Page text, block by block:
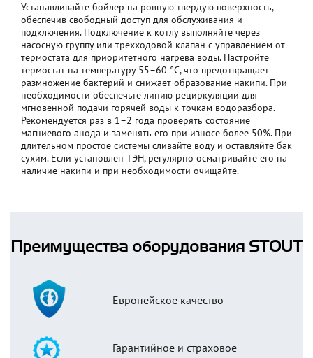
Устанавливайте бойлер на ровную твердую поверхность,
обеспечив свободный доступ для обслуживания и
подключения. Подключение к котлу выполняйте через
насосную группу или трехходовой клапан с управлением от
термостата для приоритетного нагрева воды. Настройте
термостат на температуру 55–60 °C, что предотвращает
размножение бактерий и снижает образование накипи. При
необходимости обеспечьте линию рециркуляции для
мгновенной подачи горячей воды к точкам водоразбора.
Рекомендуется раз в 1–2 года проверять состояние
магниевого анода и заменять его при износе более 50%. При
длительном простое системы сливайте воду и оставляйте бак
сухим. Если установлен ТЭН, регулярно осматривайте его на
наличие накипи и при необходимости очищайте.
Преимущества оборудования STOUT
Европейское качество
Гарантийное и страховое